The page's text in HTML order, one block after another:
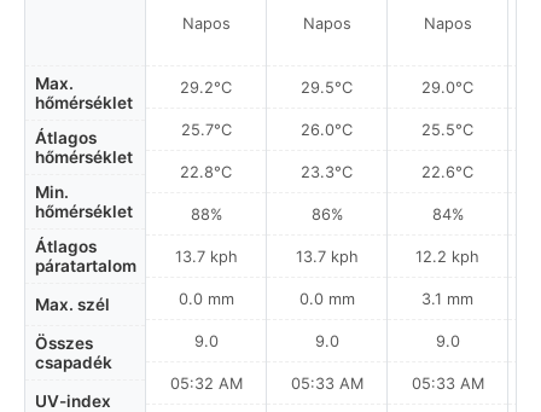
Max.
hőmérséklet
Átlagos
hőmérséklet
Min.
hőmérséklet
Átlagos
páratartalom
Max. szél
Összes
csapadék
UV-index
Napos
29.2°C
25.7°C
22.8°C
88%
13.7 kph
0.0 mm
9.0
05:32 AM
Napos
29.5°C
26.0°C
23.3°C
86%
13.7 kph
0.0 mm
9.0
05:33 AM
Napos
29.0°C
25.5°C
22.6°C
84%
12.2 kph
3.1 mm
9.0
05:33 AM